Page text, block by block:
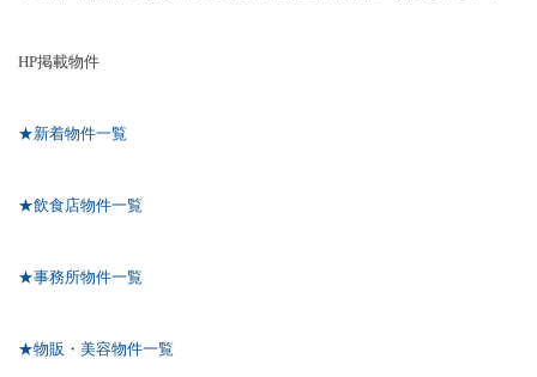
HP掲載物件
★新着物件一覧
★飲食店物件一覧
★事務所物件一覧
★物販・美容物件一覧